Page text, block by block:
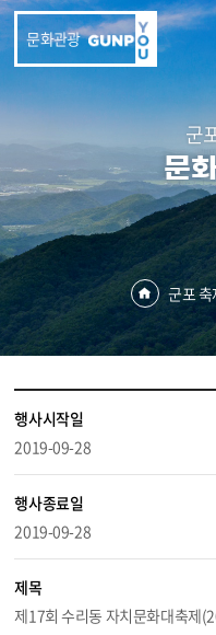
문화관광
군
문
군포
행사시작일
2019-09-28
행사종료일
2019-09-28
제목
제17회 수리동 자치문화대축제